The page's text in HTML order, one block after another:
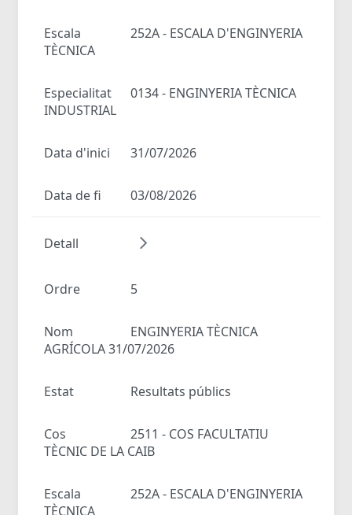
Escala
252A - ESCALA D'ENGINYERIA
TÈCNICA
Especialitat
0134 - ENGINYERIA TÈCNICA
INDUSTRIAL
Data d'inici 31/07/2026
Data de fi 03/08/2026
Detall
Ordre 5
Nom
ENGINYERIA TÈCNICA
AGRÍCOLA 31/07/2026
Estat Resultats públics
Cos
2511 - COS FACULTATIU
TÈCNIC DE LA CAIB
Escala
252A - ESCALA D'ENGINYERIA
TÈCNICA